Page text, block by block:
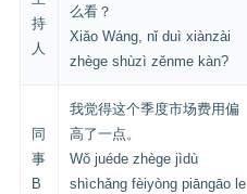
持
人
么看？
Xiǎo Wáng, nǐ duì xiànzài
zhège shùzì zěnme kàn?
同
事
B
我觉得这个季度市场费用偏
高了一点。
Wǒ juéde zhège jìdù
shìchǎng fèiyòng piāngāo le